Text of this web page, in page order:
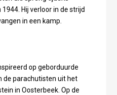
Hij verloor in de strijd
in een kamp.
op geborduurde
de parachutisten uit het
in Oosterbeek. Op de